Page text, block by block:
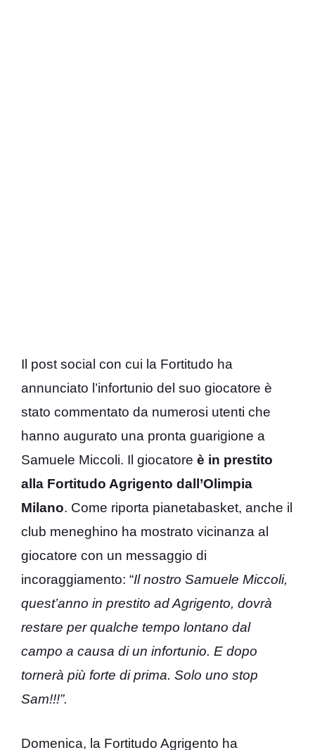
Il post social con cui la Fortitudo ha
annunciato l’infortunio del suo giocatore è
stato commentato da numerosi utenti che
hanno augurato una pronta guarigione a
Samuele Miccoli. Il giocatore è in prestito
alla Fortitudo Agrigento dall’Olimpia
Milano. Come riporta pianetabasket, anche il
club meneghino ha mostrato vicinanza al
giocatore con un messaggio di
incoraggiamento: “Il nostro Samuele Miccoli,
quest’anno in prestito ad Agrigento, dovrà
restare per qualche tempo lontano dal
campo a causa di un infortunio. E dopo
tornerà più forte di prima. Solo uno stop
Sam!!!”.
Domenica, la Fortitudo Agrigento ha